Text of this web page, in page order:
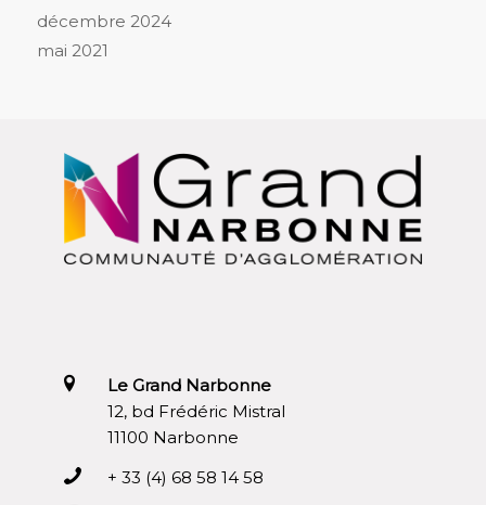
décembre 2024
mai 2021
Le Grand Narbonne
12, bd Frédéric Mistral
11100 Narbonne
+ 33 (4) 68 58 14 58